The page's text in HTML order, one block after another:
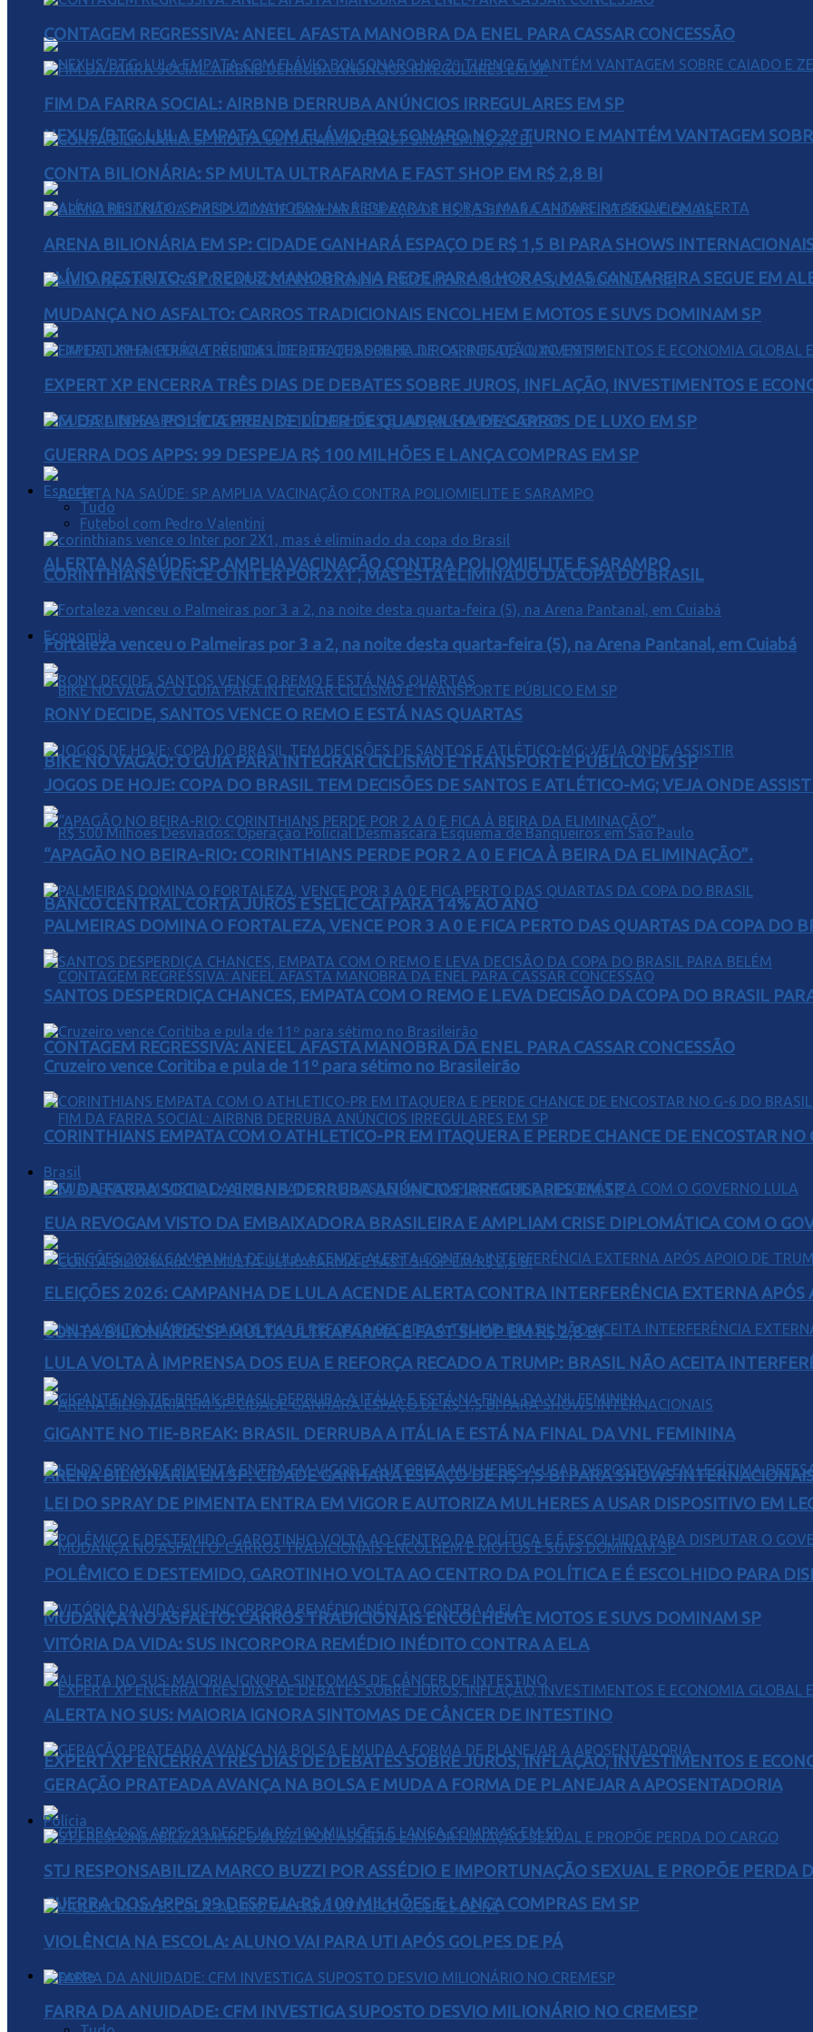
NEXUS/BTG: LULA EMPATA COM FLÁVIO BOLSONARO NO 2º TURNO E MANTÉM VANTAGEM
ALÍVIO RESTRITO: SP REDUZ MANOBRA NA REDE PARA 8 HORAS, MAS CANTAREIRA SEGUE EM
FIM DA LINHA: POLÍCIA PRENDE LÍDER DE QUADRILHA DE CARROS DE LUXO EM SP
ALERTA NA SAÚDE: SP AMPLIA VACINAÇÃO CONTRA POLIOMIELITE E SARAMPO
Economia
BIKE NO VAGÃO: O GUIA PARA INTEGRAR CICLISMO E TRANSPORTE PÚBLICO EM SP
BANCO CENTRAL CORTA JUROS E SELIC CAI PARA 14% AO ANO
CONTAGEM REGRESSIVA: ANEEL AFASTA MANOBRA DA ENEL PARA CASSAR CONCESSÃO
FIM DA FARRA SOCIAL: AIRBNB DERRUBA ANÚNCIOS IRREGULARES EM SP
CONTA BILIONÁRIA: SP MULTA ULTRAFARMA E FAST SHOP EM R$ 2,8 BI
ARENA BILIONÁRIA EM SP: CIDADE GANHARÁ ESPAÇO DE R$ 1,5 BI PARA SHOWS
MUDANÇA NO ASFALTO: CARROS TRADICIONAIS ENCOLHEM E MOTOS E SUVS DOMINAM SP
EXPERT XP ENCERRA TRÊS DIAS DE DEBATES SOBRE JUROS, INFLAÇÃO, INVESTIMENTOS E
GUERRA DOS APPS: 99 DESPEJA R$ 100 MILHÕES E LANÇA COMPRAS EM SP
Esporte
CONTAGEM REGRESSIVA: ANEEL AFASTA MANOBRA DA ENEL PARA CASSAR CONCESSÃO
FIM DA FARRA SOCIAL: AIRBNB DERRUBA ANÚNCIOS IRREGULARES EM SP
CONTA BILIONÁRIA: SP MULTA ULTRAFARMA E FAST SHOP EM R$ 2,8 BI
ARENA BILIONÁRIA EM SP: CIDADE GANHARÁ ESPAÇO DE R$ 1,5 BI PARA SHOWS
MUDANÇA NO ASFALTO: CARROS TRADICIONAIS ENCOLHEM E MOTOS E SUVS DOMINAM SP
EXPERT XP ENCERRA TRÊS DIAS DE DEBATES SOBRE JUROS, INFLAÇÃO, INVESTIMENTOS E
GUERRA DOS APPS: 99 DESPEJA R$ 100 MILHÕES E LANÇA COMPRAS EM SP
Esporte
Tudo
Futebol com Pedro Valentini
CORINTHIANS VENCE O INTER POR 2X1 , MAS ESTA ELIMINADO DA COPA DO BRASIL
Fortaleza venceu o Palmeiras por 3 a 2, na noite desta quarta-feira (5), na Arena Pantanal, em Cuiabá
RONY DECIDE, SANTOS VENCE O REMO E ESTÁ NAS QUARTAS
JOGOS DE HOJE: COPA DO BRASIL TEM DECISÕES DE SANTOS E ATLÉTICO-MG; VEJA ONDE
“APAGÃO NO BEIRA-RIO: CORINTHIANS PERDE POR 2 A 0 E FICA À BEIRA DA ELIMINAÇÃO”.
PALMEIRAS DOMINA O FORTALEZA, VENCE POR 3 A 0 E FICA PERTO DAS QUARTAS DA COPA DO
SANTOS DESPERDIÇA CHANCES, EMPATA COM O REMO E LEVA DECISÃO DA COPA DO BRASIL
Cruzeiro vence Coritiba e pula de 11º para sétimo no Brasileirão
CORINTHIANS EMPATA COM O ATHLETICO-PR EM ITAQUERA E PERDE CHANCE DE ENCOSTAR
Brasil
EUA REVOGAM VISTO DA EMBAIXADORA BRASILEIRA E AMPLIAM CRISE DIPLOMÁTICA COM O
ELEIÇÕES 2026: CAMPANHA DE LULA ACENDE ALERTA CONTRA INTERFERÊNCIA EXTERNA
LULA VOLTA À IMPRENSA DOS EUA E REFORÇA RECADO A TRUMP: BRASIL NÃO ACEITA
GIGANTE NO TIE-BREAK: BRASIL DERRUBA A ITÁLIA E ESTÁ NA FINAL DA VNL FEMININA
LEI DO SPRAY DE PIMENTA ENTRA EM VIGOR E AUTORIZA MULHERES A USAR DISPOSITIVO EM
POLÊMICO E DESTEMIDO, GAROTINHO VOLTA AO CENTRO DA POLÍTICA E É ESCOLHIDO PARA
VITÓRIA DA VIDA: SUS INCORPORA REMÉDIO INÉDITO CONTRA A ELA
ALERTA NO SUS: MAIORIA IGNORA SINTOMAS DE CÂNCER DE INTESTINO
GERAÇÃO PRATEADA AVANÇA NA BOLSA E MUDA A FORMA DE PLANEJAR A APOSENTADORIA
Polícia
STJ RESPONSABILIZA MARCO BUZZI POR ASSÉDIO E IMPORTUNAÇÃO SEXUAL E PROPÕE PERDA
VIOLÊNCIA NA ESCOLA: ALUNO VAI PARA UTI APÓS GOLPES DE PÁ
FARRA DA ANUIDADE: CFM INVESTIGA SUPOSTO DESVIO MILIONÁRIO NO CREMESP